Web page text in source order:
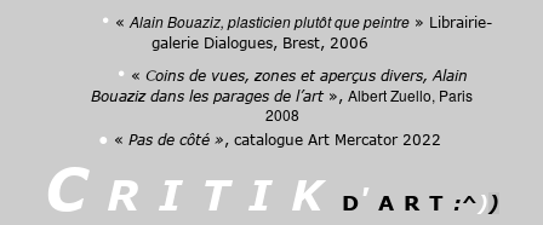
• « Alain Bouaziz, plasticien plutôt que peintre » Librairie-
galerie Dialogues, Brest, 2006
• « Coins de vues, zones et aperçus divers, Alain
Bouaziz dans les parages de l’art», Albert Zuello, Paris
2008
• « Pas de côté » , catalogue Art Mercator 2022
C r i t i k d'a r t :^ ) )